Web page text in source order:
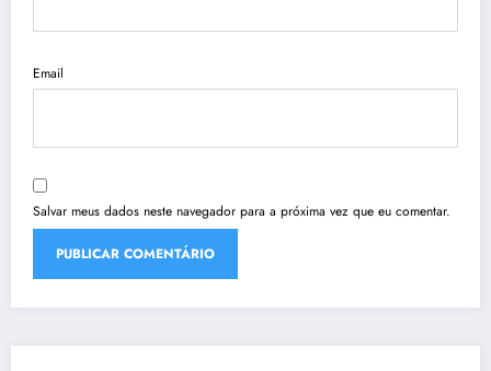
Email
Salvar meus dados neste navegador para a próxima vez que eu comentar.